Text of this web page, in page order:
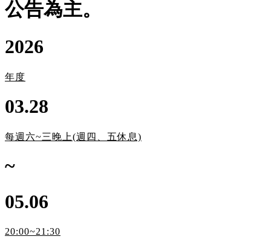
公告為主。
2026
年度
03.28
每週六~三晚上(週四、五休息)
~
05.06
20:00~21:30